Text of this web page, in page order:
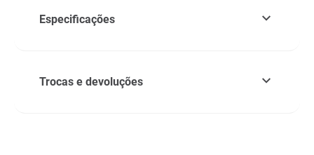
Especificações
Trocas e devoluções